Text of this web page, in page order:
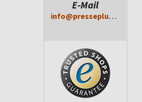
E-Mail
info@presseplus.de